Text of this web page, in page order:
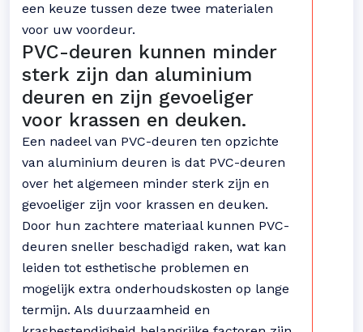
een keuze tussen deze twee materialen
voor uw voordeur.
PVC-deuren kunnen minder
sterk zijn dan aluminium
deuren en zijn gevoeliger
voor krassen en deuken.
Een nadeel van PVC-deuren ten opzichte
van aluminium deuren is dat PVC-deuren
over het algemeen minder sterk zijn en
gevoeliger zijn voor krassen en deuken.
Door hun zachtere materiaal kunnen PVC-
deuren sneller beschadigd raken, wat kan
leiden tot esthetische problemen en
mogelijk extra onderhoudskosten op lange
termijn. Als duurzaamheid en